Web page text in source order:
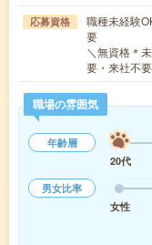
応募資格
職種未経験
要
＼無資格＊
要・来社不
職場の雰囲気
年齢層
20代
男女比率
女性